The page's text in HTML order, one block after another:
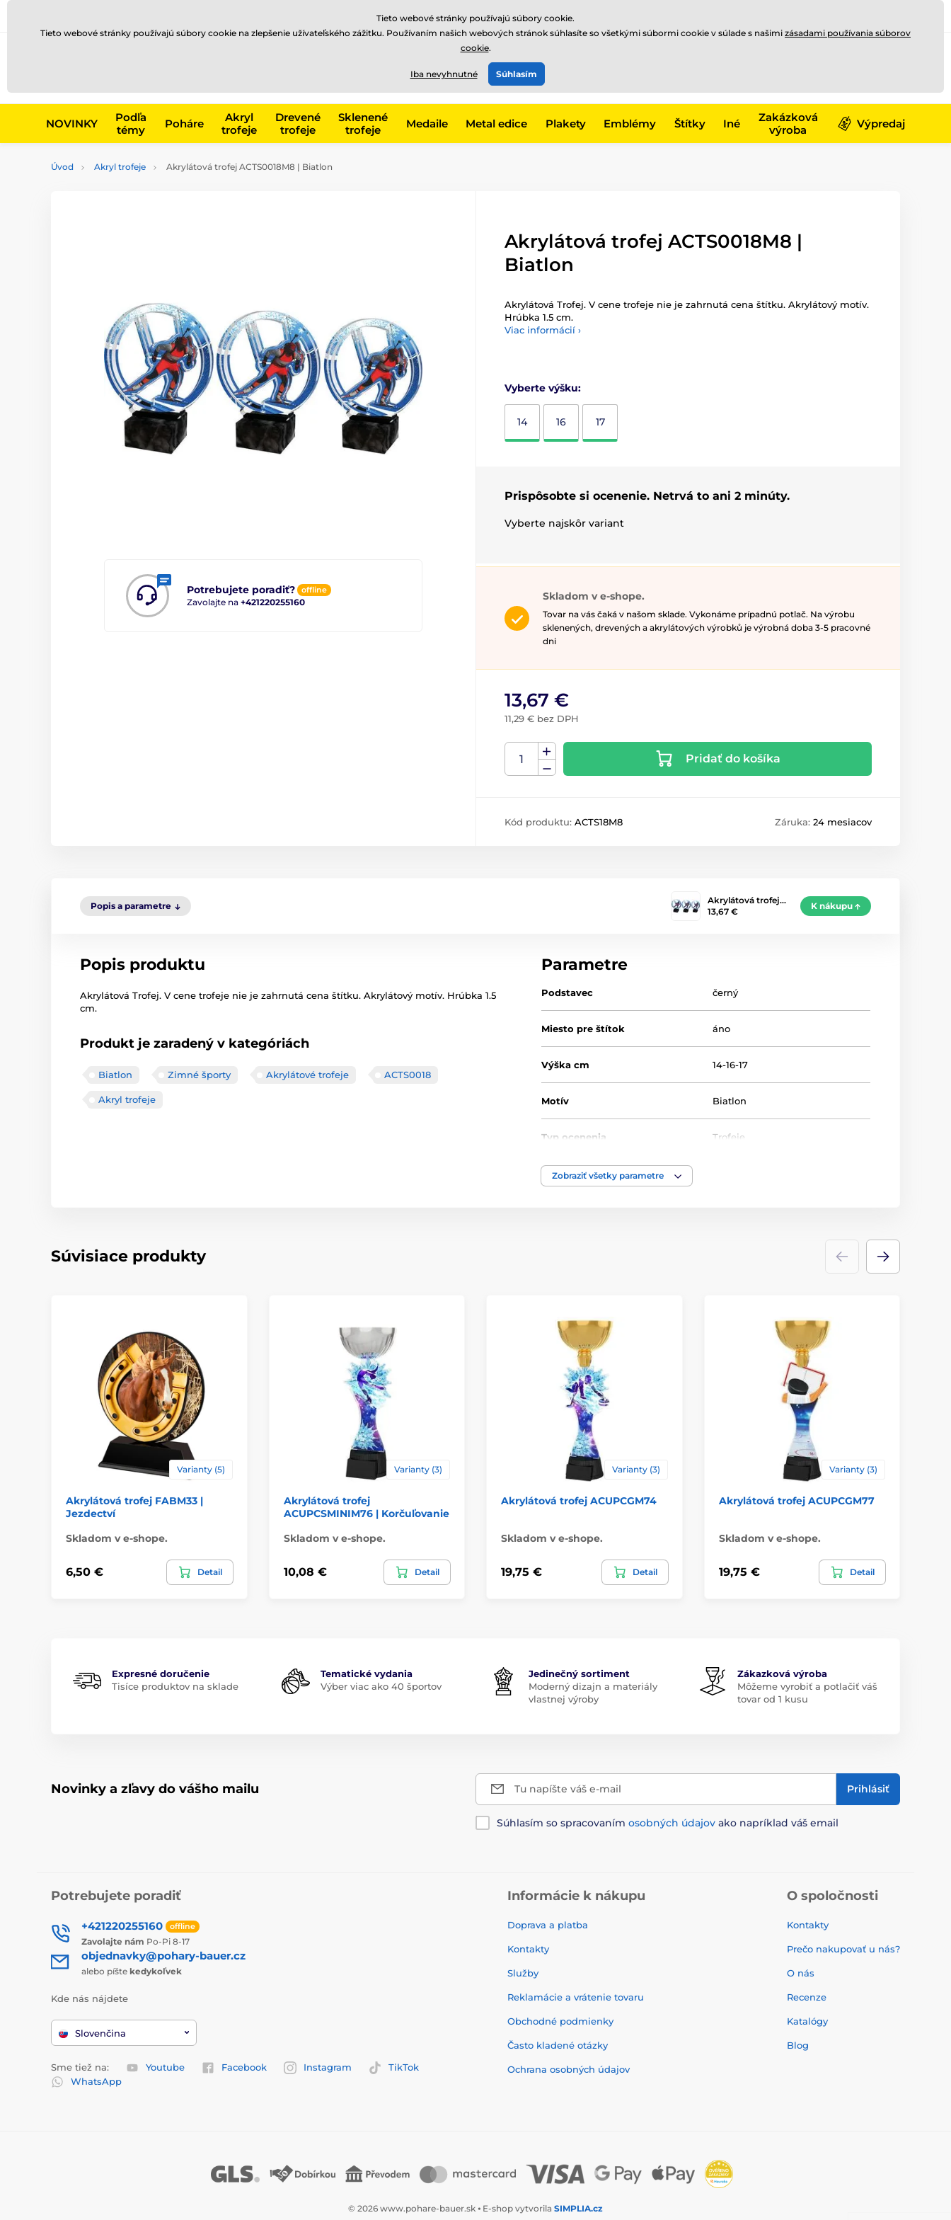
EUR
+421220255160
NOVINKY
Podľa
témy
Poháre
Akryl
trofeje
Drevené
trofeje
Sklenené
trofeje
Medaile Metal edice Plakety Emblémy Štítky Iné
Zakázková
výroba
Výpredaj
Úvod Akryl trofeje Akrylátová trofej ACTS0018M8 | Biatlon
Potrebujete poradiť? offline
Zavolajte na +421220255160
Akrylátová trofej ACTS0018M8 |
Biatlon
Akrylátová Trofej. V cene trofeje nie je zahrnutá cena štítku. Akrylátový motív.
Hrúbka 1.5 cm.
Viac informácií ›
Vyberte výšku:
14 16 17
Prispôsobte si ocenenie. Netrvá to ani 2 minúty.
Vyberte najskôr variant
Skladom v e-shope.
Tovar na vás čaká v našom sklade. Vykonáme prípadnú potlač. Na výrobu
sklenených, drevených a akrylátových výrobků je výrobná doba 3-5 pracovné
dni
13,67 €
11,29 € bez DPH
Pridať do košíka
Kód produktu: ACTS18M8 Záruka: 24 mesiacov
Popis a parametre
Akrylátová trofej…
13,67 €
K nákupu
Popis produktu
Akrylátová Trofej. V cene trofeje nie je zahrnutá cena štítku. Akrylátový motív. Hrúbka 1.5
cm.
Produkt je zaradený v kategóriách
Biatlon Zimné športy Akrylátové trofeje ACTS0018
Akryl trofeje
Parametre
Podstavec černý
Miesto pre štítok áno
Výška cm 14-16-17
Motív Biatlon
Typ ocenenia Trofeje
Materiál
Zobraziť všetky parametre
Súvisiace produkty
Varianty (5)
Akrylátová trofej FABM33 |
Jezdectví
Skladom v e-shope.
6,50 € Detail
Varianty (3)
Akrylátová trofej
ACUPCSMINIM76 | Korčuľovanie
Skladom v e-shope.
10,08 € Detail
Varianty (3)
Akrylátová trofej ACUPCGM74
Skladom v e-shope.
19,75 € Detail
Varianty (3)
Akrylátová trofej ACUPCGM77
Skladom v e-shope.
19,75 € Detail
Expresné doručenie
Tisíce produktov na sklade
Tematické vydania
Výber viac ako 40 športov
Jedinečný sortiment
Moderný dizajn a materiály
vlastnej výroby
Zákazková výroba
Môžeme vyrobiť a potlačiť váš
tovar od 1 kusu
Novinky a zľavy do vášho mailu Tu napíšte váš e-mail Prihlásiť
Súhlasím so spracovaním osobných údajov ako napríklad váš email
Potrebujete poradiť
+421220255160 offline
Zavolajte nám Po-Pi 8-17
objednavky@pohary-bauer.cz
alebo píšte kedykoľvek
Kde nás nájdete
Slovenčina
Sme tiež na: Youtube Facebook Instagram
TikTok
WhatsApp
Informácie k nákupu
Doprava a platba
Kontakty
Služby
Reklamácie a vrátenie tovaru
Obchodné podmienky
Často kladené otázky
Ochrana osobných údajov
O spoločnosti
Kontakty
Prečo nakupovať u nás?
O nás
Recenze
Katalógy
Blog
© 2026 www.pohare-bauer.sk ⦁ E-shop vytvorila SIMPLIA.cz
Tieto webové stránky používajú súbory cookie.
Tieto webové stránky používajú súbory cookie na zlepšenie užívateľského zážitku. Používaním našich webových stránok súhlasíte so všetkými súbormi cookie v súlade s našimi zásadami používania súborov
cookie.
Iba nevyhnutné Súhlasím